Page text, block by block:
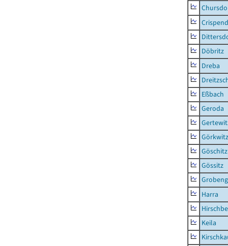
Döbritz
Dreba
Eßbach
Geroda
Görkwitz
Göschitz
Gössitz
Harra
Keila